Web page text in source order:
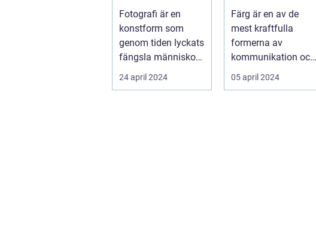
än bara en bild
Fotografi är en
konstform som
genom tiden lyckats
fängsla människor
över hela v&...
24 april 2024
miljöer
Färg är en av de
mest kraftfulla
formerna av
kommunikation och
självuttryck. Det kan
05 april 2024